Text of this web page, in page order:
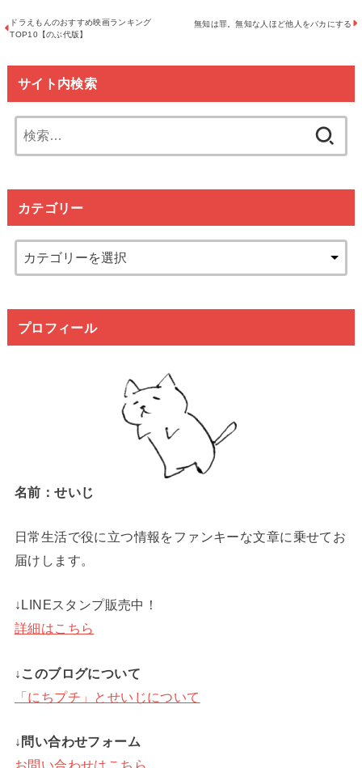
ドラえもんのおすすめ映画ランキング
TOP10【のぶ代版】
無知は罪。無知な人ほど他人をバカにする
サイト内検索
索:
カテゴリー
プロフィール
名前：せいじ
日常生活で役に立つ情報をファンキーな文章に乗せてお
届けします。
↓LINEスタンプ販売中！
詳細はこちら
↓このブログについて
「にちプチ」とせいじについて
↓問い合わせフォーム
お問い合わせはこちら